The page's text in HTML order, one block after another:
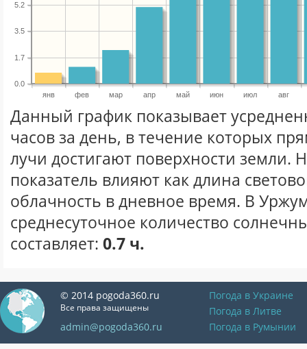
янв фев мар апр май июн июл авг
0.0
1.7
3.5
5.2
Данный график показывает
часов за день, в течение которых
лучи достигают поверхности земли.
показатель влияют как длина
облачность в дневное время. В
среднесуточное количество
составляет: 0.7 ч.
© 2014 pogoda360.ru
Все права защищены
admin@pogoda360.ru
Погода в Украине
Погода в Литве
Погода в Румынии